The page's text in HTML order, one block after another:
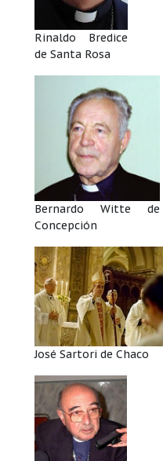
Rinaldo Bredice
de Santa Rosa
Bernardo Witte de
Concepción
José Sartori de Chaco